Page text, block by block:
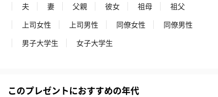
夫
妻 父親 彼女 祖母
祖父
上司女性
上司男性 同僚女性
同僚男性
男子大学生
女子大学生
このプレゼントにおすすめの年代